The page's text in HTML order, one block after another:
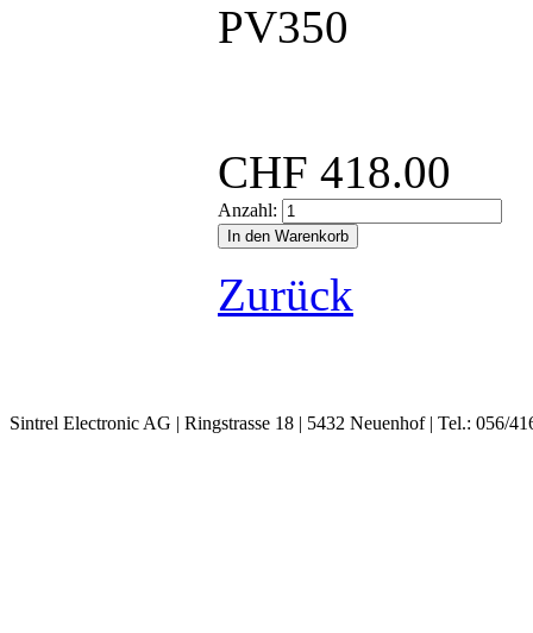
PV350
CHF 418.00
Anzahl:
Zurück
Sintrel Electronic AG | Ringstrasse 18 | 5432 Neuenhof | Tel.: 056/